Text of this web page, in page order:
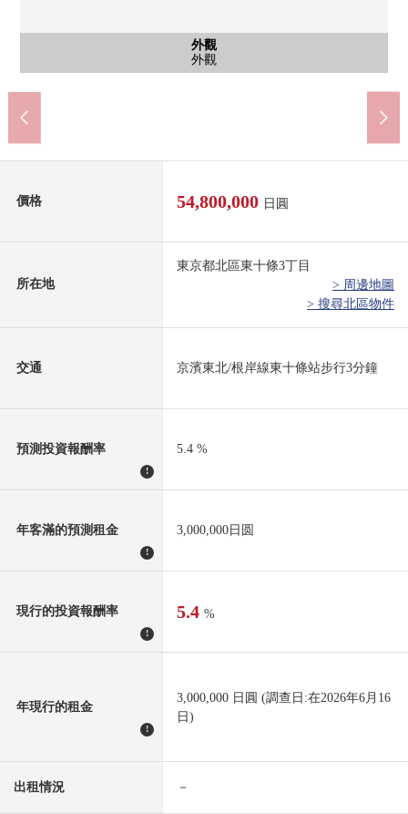
外觀
外觀
外觀
外觀
外觀
外觀
含有前面道路的外觀
前面道路
含有前面道路的外觀
前面道路
超市miraberu東十條商店(約140m)
北區立東十條小學(約220m)
北區立王子櫻中學(約1090m)
價格 54,800,000 日圓
所在地
東京都北區東十條3丁目
> 周邊地圖
> 搜尋北區物件
交通 京濱東北/根岸線東十條站步行3分鐘
預測投資報酬率
!
5.4 %
年客滿的預測租金
!
3,000,000日圆
現行的投資報酬率
!
5.4 %
年現行的租金
!
3,000,000 日圓 (調查日:在2026年6月16
日)
出租情況 －